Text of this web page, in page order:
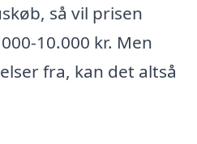
så vil prisen
10.000 kr. Men
fra, kan det altså